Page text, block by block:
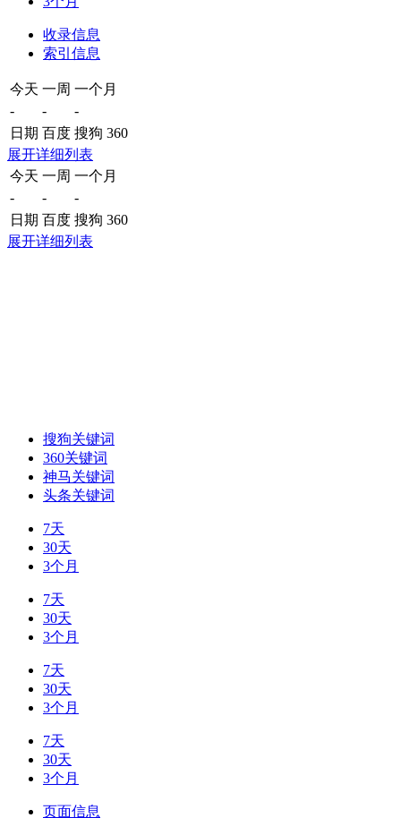
收录信息
索引信息
今天 一周 一个月
-
-
-
日期 百度 搜狗 360
展开详细列表
今天 一周 一个月
-
-
-
日期 百度 搜狗 360
展开详细列表
搜狗关键词
360关键词
神马关键词
头条关键词
7天
30天
3个月
7天
30天
3个月
7天
30天
3个月
7天
30天
3个月
页面信息